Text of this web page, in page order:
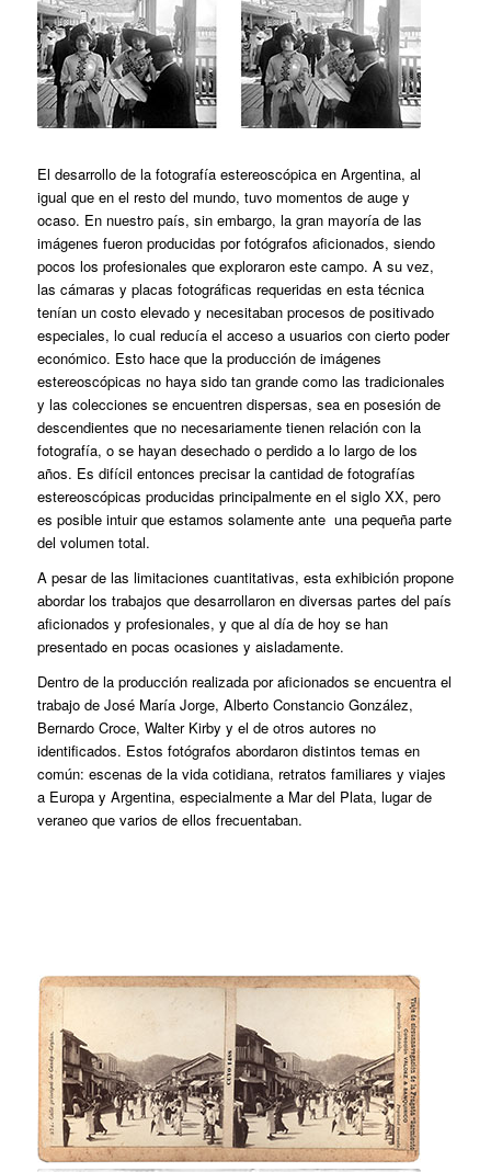
El desarrollo de la fotografía estereoscópica en Argentina, al
igual que en el resto del mundo, tuvo momentos de auge y
ocaso. En nuestro país, sin embargo, la gran mayoría de las
imágenes fueron producidas por fotógrafos aficionados, siendo
pocos los profesionales que exploraron este campo. A su vez,
las cámaras y placas fotográficas requeridas en esta técnica
tenían un costo elevado y necesitaban procesos de positivado
especiales, lo cual reducía el acceso a usuarios con cierto poder
económico. Esto hace que la producción de imágenes
estereoscópicas no haya sido tan grande como las tradicionales
y las colecciones se encuentren dispersas, sea en posesión de
descendientes que no necesariamente tienen relación con la
fotografía, o se hayan desechado o perdido a lo largo de los
años. Es difícil entonces precisar la cantidad de fotografías
estereoscópicas producidas principalmente en el siglo XX, pero
es posible intuir que estamos solamente ante una pequeña parte
del volumen total.
A pesar de las limitaciones cuantitativas, esta exhibición propone
abordar los trabajos que desarrollaron en diversas partes del país
aficionados y profesionales, y que al día de hoy se han
presentado en pocas ocasiones y aisladamente.
Dentro de la producción realizada por aficionados se encuentra el
trabajo de José María Jorge, Alberto Constancio González,
Bernardo Croce, Walter Kirby y el de otros autores no
identificados. Estos fotógrafos abordaron distintos temas en
común: escenas de la vida cotidiana, retratos familiares y viajes
a Europa y Argentina, especialmente a Mar del Plata, lugar de
veraneo que varios de ellos frecuentaban.